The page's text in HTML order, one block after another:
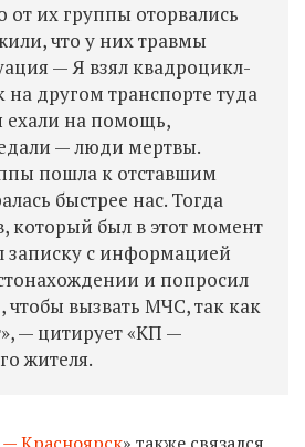
от их группы оторвались
что у них травмы
— Я взял квадроцикл-
на другом транспорте туда
ехали на помощь,
— люди мертвы.
пошла к отставшим
быстрее нас. Тогда
который был в этот момент
записку с информацией
и попросил
чтобы вызвать МЧС, так как
— цитирует «КП —
жителя.